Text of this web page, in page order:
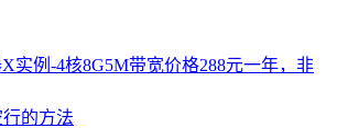
实例-4核8G5M带宽价格288元一年，非
行的方法